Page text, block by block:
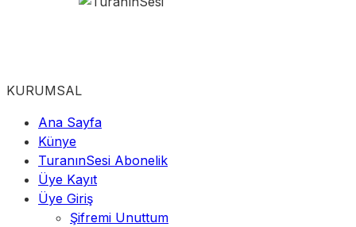
KURUMSAL
Ana Sayfa
Künye
TuranınSesi Abonelik
Üye Kayıt
Üye Giriş
Şifremi Unuttum